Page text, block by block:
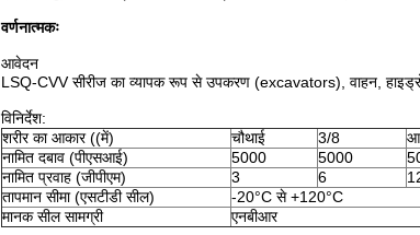
वर्णनात्मकः
आवेदन
LSQ-CVV सीरीज का व्यापक रूप से उपकरण (excavators), वाहन,
विनिर्देश:
शरीर का आकार ((में)
चौथाई 3/8
नामित दबाव (पीएसआई)
5000 5000
नामित प्रवाह (जीपीएम)
3 6
तापमान सीमा (एसटीडी सील)
-20°C से +120°C
मानक सील सामग्री
एनबीआर